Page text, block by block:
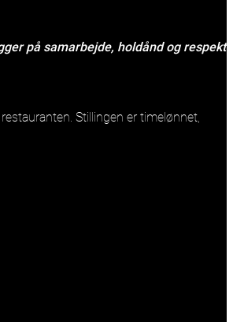
på samarbejde, holdånd og respekt
Stillingen er timelønnet,